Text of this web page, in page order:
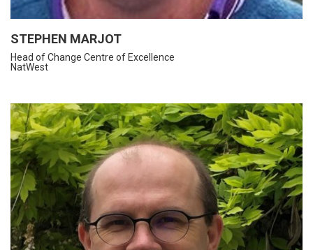
STEPHEN MARJOT
Head of Change Centre of Excellence
NatWest